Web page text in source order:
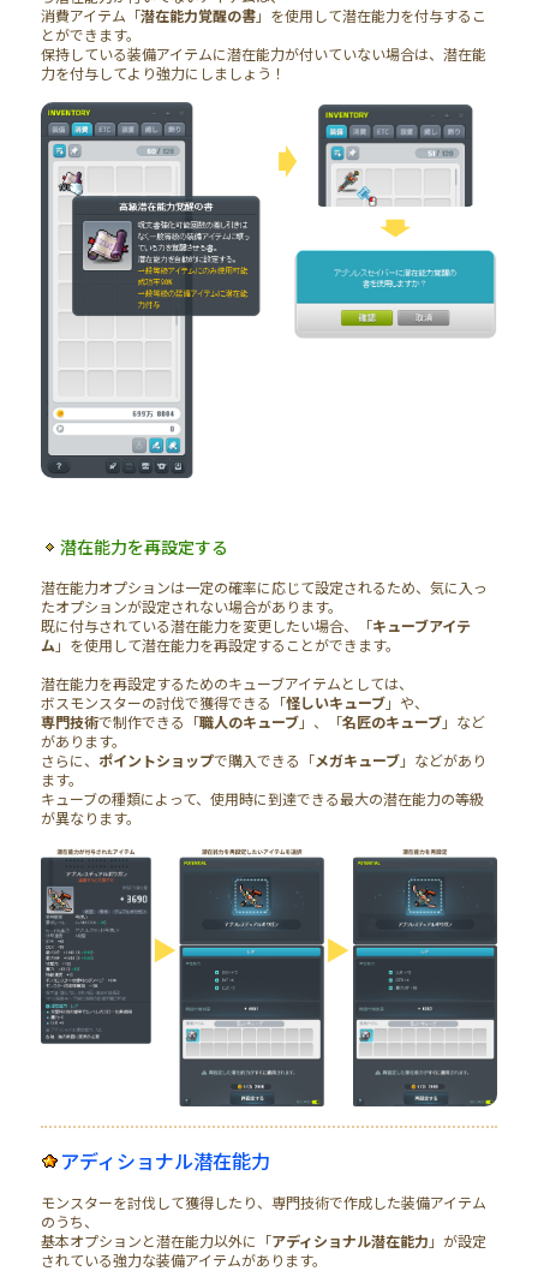
消費アイテム「潜在能力覚醒の書」を使用して潜在能力を付与するこ
とができます。
保持している装備アイテムに潜在能力が付いていない場合は、潜在能
力を付与してより強力にしましょう！
潜在能力を再設定する
潜在能力オプションは一定の確率に応じて設定されるため、気に入っ
たオプションが設定されない場合があります。
既に付与されている潜在能力を変更したい場合、「キューブアイテ
ム 」を使用して潜在能力を再設定することができます。
潜在能力を再設定するためのキューブアイテムとしては、
ボスモンスターの討伐で獲得できる「怪しいキューブ」や、
専門技術で制作できる「職人のキューブ」、「名匠のキューブ」など
があります。
さらに、 ポイントショップで購入できる「メガキューブ」などがあり
ます。
キューブの種類によって、使用時に到達できる最大の潜在能力の等級
が異なります。
アディショナル潜在能力
モンスターを討伐して獲得したり、専門技術で作成した装備アイテム
のうち、
基本オプションと潜在能力以外に「アディショナル潜在能力 」が設定
されている強力な装備アイテムがあります。